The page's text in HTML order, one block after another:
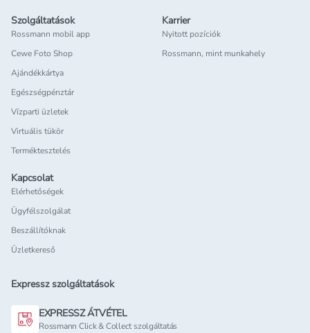
Szolgáltatások
Rossmann mobil app
Cewe Foto Shop
Ajándékkártya
Egészségpénztár
Vízparti üzletek
Virtuális tükör
Terméktesztelés
Karrier
Nyitott pozíciók
Rossmann, mint munkahely
Kapcsolat
Elérhetőségek
Ügyfélszolgálat
Beszállítóknak
Üzletkereső
Expressz szolgáltatások
EXPRESSZ ÁTVÉTEL
Rossmann Click & Collect szolgáltatás